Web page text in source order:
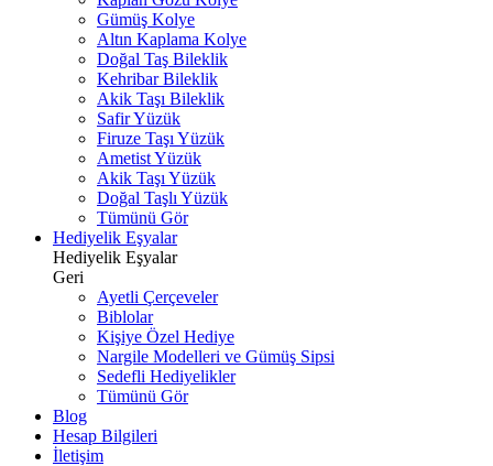
Gümüş Kolye
Altın Kaplama Kolye
Doğal Taş Bileklik
Kehribar Bileklik
Akik Taşı Bileklik
Safir Yüzük
Firuze Taşı Yüzük
Ametist Yüzük
Akik Taşı Yüzük
Doğal Taşlı Yüzük
Tümünü Gör
Hediyelik Eşyalar
Hediyelik Eşyalar
Geri
Ayetli Çerçeveler
Biblolar
Kişiye Özel Hediye
Nargile Modelleri ve Gümüş Sipsi
Sedefli Hediyelikler
Tümünü Gör
Blog
Hesap Bilgileri
İletişim